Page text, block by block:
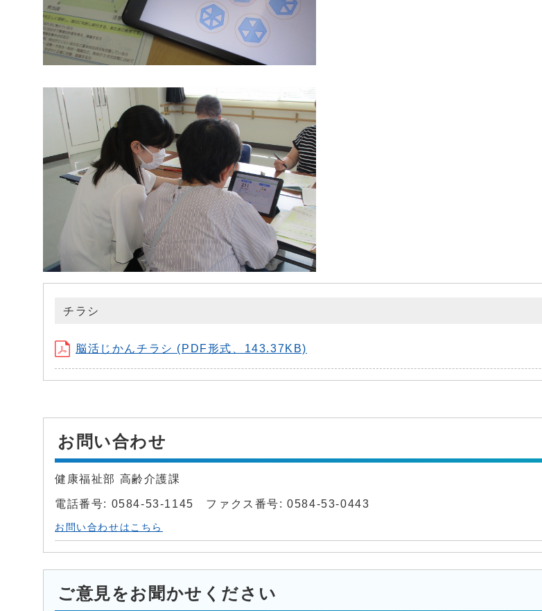
チラシ
脳活じかんチラシ (PDF形式、143.37KB)
お問い合わせ
健康福祉部 高齢介護課
電話番号: 0584-53-1145 ファクス番号: 0584-53-0443
お問い合わせはこちら
ご意見をお聞かせください